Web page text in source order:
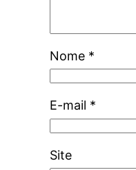
Nome *
E-mail *
Site